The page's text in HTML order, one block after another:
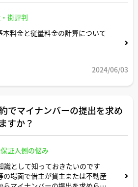
街評判
料金と従量料金の計算について
2024/06/03
でマイナンバーの提出を求め
すか？
証人側の悩み
識として知っておきたいのです
の場面で借主が貸主または不動産